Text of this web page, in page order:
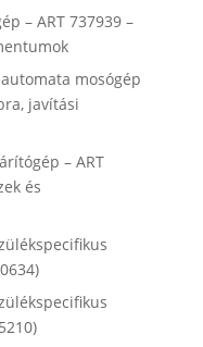
– ART 737939 –
mosógép
javítási
– ART
és